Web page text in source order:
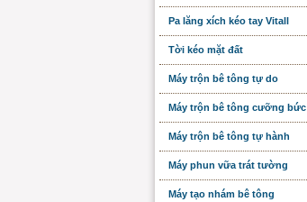
Pa lăng xích kéo tay Vitall
Tời kéo mặt đất
Máy trộn bê tông tự do
Máy trộn bê tông cưỡng bức
Máy trộn bê tông tự hành
Máy phun vữa trát tường
Máy tạo nhám bê tông